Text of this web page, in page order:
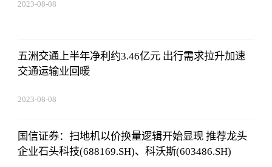
2023-08-08
五洲交通上半年净利约3.46亿元 出行需求拉升加速
交通运输业回暖
2023-08-08
国信证券：扫地机以价换量逻辑开始显现 推荐龙头
企业石头科技(688169.SH)、科沃斯(603486.SH)